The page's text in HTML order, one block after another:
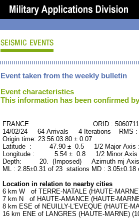
Event taken from the weekly bulletin
Event characteristics
This information has been confirmed
FRANCE ORID : 5060711
14/02/24 64 Arrivals 4 Iterations RMS
Origin time: 23:56:03.80 ± 0.07
Latitude : 47.90 ± 0.5 1/2 Major
Longitude : 5.54 ± 0.8 1/2 Minor
Depth: 20. (Imposed) Azimuth mj Axis
ML : 2.85±0.31 of 23 stations MD :
Location in relation to nearby cities
6 km W of TERRE-NATALE (HAUTE-
7 km N of HAUTE-AMANCE (HAUTE-
8 km ESE of NEUILLY-L'EVEQUE (HAUTE-
16 km ENE of LANGRES (HAUTE-MARNE)